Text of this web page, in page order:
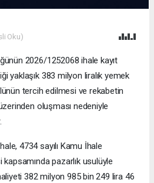
Oku)
2026/1252068 ihale kayıt
yaklaşık 383 milyon liralık yemek
tercih edilmesi ve rekabetin
oluşması nedeniyle
4734 sayılı Kamu İhale
pazarlık usulüyle
382 milyon 985 bin 249 lira 46